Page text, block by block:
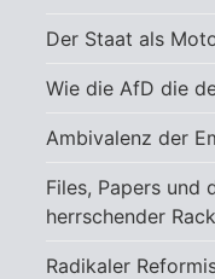
Der Staat als
Wie die AfD die
Ambivalenz der
Files, Papers und
herrschender
Radikaler